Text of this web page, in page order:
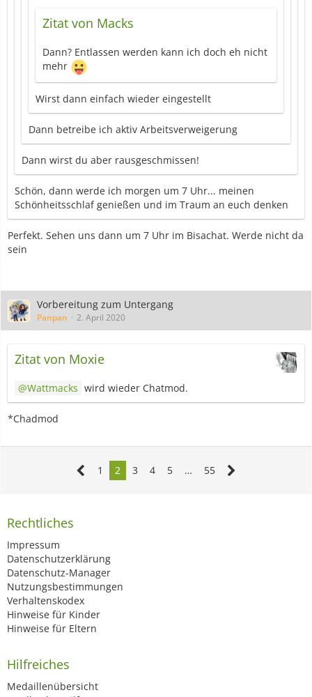
Zitat von Macks
Dann? Entlassen werden kann ich doch eh nicht
mehr
Wirst dann einfach wieder eingestellt
Dann betreibe ich aktiv Arbeitsverweigerung
Dann wirst du aber rausgeschmissen!
Schön, dann werde ich morgen um 7 Uhr... meinen
Schönheitsschlaf genießen und im Traum an euch denken
Perfekt. Sehen uns dann um 7 Uhr im Bisachat. Werde nicht da
sein
Vorbereitung zum Untergang
Panpan 2. April 2020
Zitat von Moxie
Wattmacks wird wieder Chatmod.
*Chadmod
1 2 3 4 5 … 55
Rechtliches
Impressum
Datenschutzerklärung
Datenschutz-Manager
Nutzungsbestimmungen
Verhaltenskodex
Hinweise für Kinder
Hinweise für Eltern
Hilfreiches
Medaillenübersicht